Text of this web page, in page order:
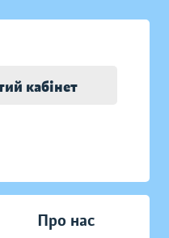
кабінет
Про нас